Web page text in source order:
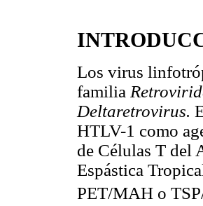
Los virus
familia
Deltaretrovirus.
HTLV-1 como
de Células T del
Espástica
PET/MAH o